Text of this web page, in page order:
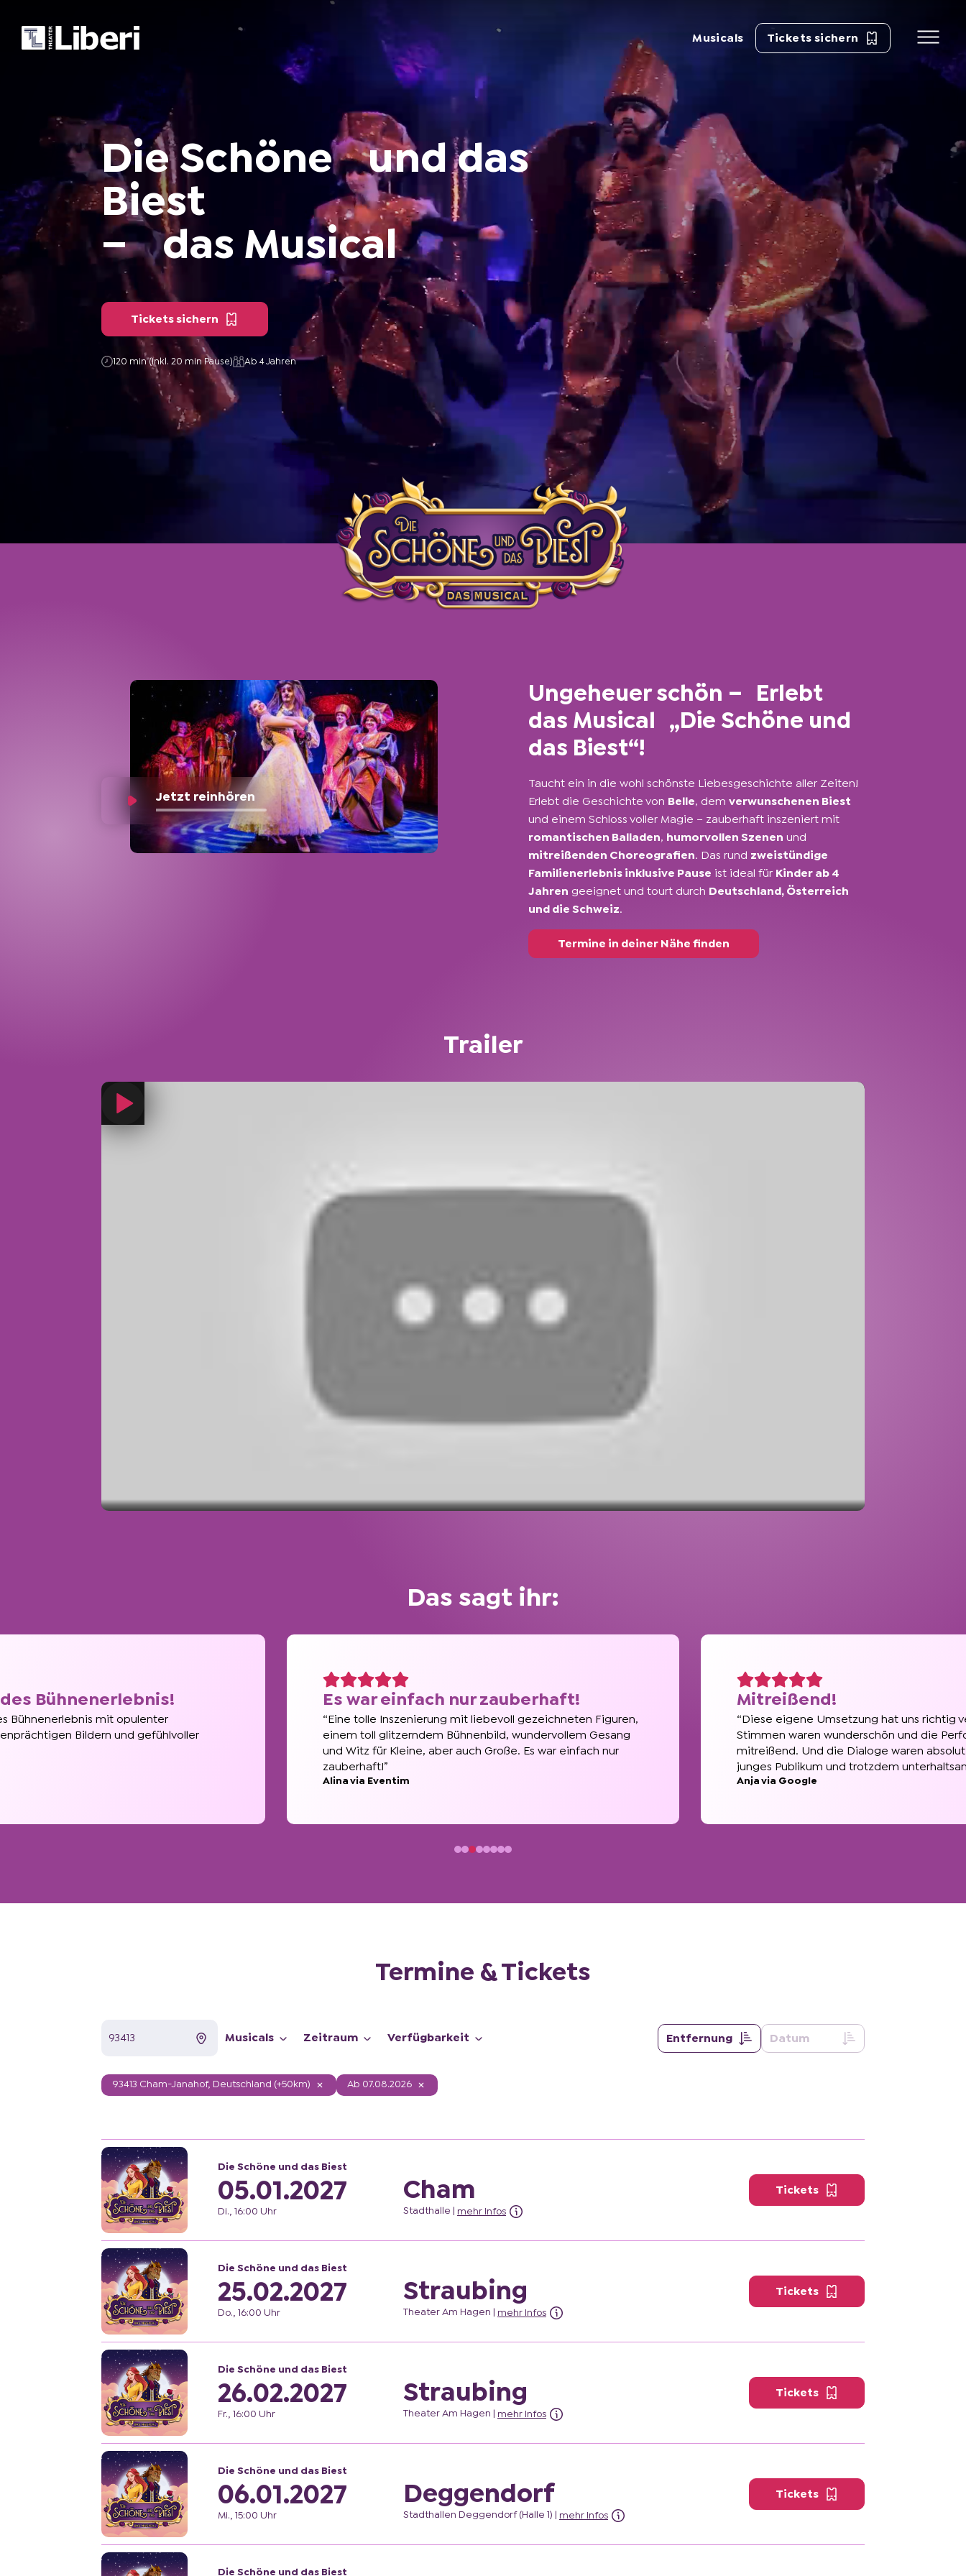
Musicals Tickets sichern
120 min (inkl. 20 min Pause) Ab 4 Jahren
Die Schöne und das
Biest
– das Musical
Tickets sichern
Jetzt reinhören
Ungeheuer schön – Erlebt
das Musical „Die Schöne und
das Biest“!
Taucht ein in die wohl schönste Liebesgeschichte aller Zeiten!
Erlebt die Geschichte von Belle, dem verwunschenen Biest
und einem Schloss voller Magie – zauberhaft inszeniert mit
romantischen Balladen, humorvollen Szenen und
mitreißenden Choreografien. Das rund zweistündige
Familienerlebnis inklusive Pause ist ideal für Kinder ab 4
Jahren geeignet und tourt durch Deutschland, Österreich
und die Schweiz.
Termine in deiner Nähe finden
Trailer
Das sagt ihr:
Bühnenerlebnis!
Bühnenerlebnis mit opulenter
Bildern und gefühlvoller
Es war einfach nur zauberhaft!
“Eine tolle Inszenierung mit liebevoll gezeichneten Figuren,
einem toll glitzerndem Bühnenbild, wundervollem Gesang
und Witz für Kleine, aber auch Große. Es war einfach nur
zauberhaft!”
Alina via Eventim
Mitreißend!
“Diese eigene Umsetzung hat uns richtig
Stimmen waren wunderschön und die
mitreißend. Und die Dialoge waren
junges Publikum und trotzdem
Anja via Google
Termine & Tickets
Musicals Zeitraum Verfügbarkeit Entfernung Datum
93413 Cham-Janahof, Deutschland (+50km) Ab 07.08.2026
Die Schöne und das Biest
05.01.2027
Di., 16:00 Uhr
Cham
Stadthalle mehr Infos
Tickets
Die Schöne und das Biest
25.02.2027
Do., 16:00 Uhr
Straubing
Theater Am Hagen mehr Infos
Tickets
Die Schöne und das Biest
26.02.2027
Fr., 16:00 Uhr
Straubing
Theater Am Hagen mehr Infos
Tickets
Die Schöne und das Biest
06.01.2027
Mi., 15:00 Uhr
Deggendorf
Stadthallen Deggendorf (Halle 1) mehr Infos
Tickets
Die Schöne und das Biest